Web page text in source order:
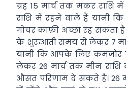
ग्रह 15 मार्च तक मकर
राशि में रहने वाले हैं यानी
गोचर काफ़ी अच्छा रह सकता
के शुरुआती समय से लेकर 7
यानी कि आपके लिए कमज़ोर
लेकर 26 मार्च तक मीन
औसत परिणाम दे सकते हैं। 26